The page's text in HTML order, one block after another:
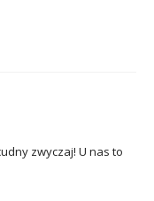
zwyczaj! U nas to